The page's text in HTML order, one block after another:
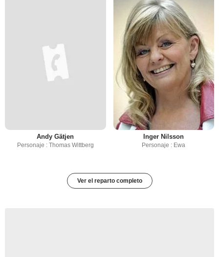
Andy Gätjen
Personaje : Thomas Wittberg
Inger Nilsson
Personaje : Ewa
Ver el reparto completo